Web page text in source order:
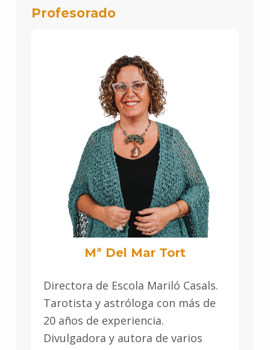
Profesorado
Mª Del Mar Tort
Directora de Escola Mariló Casals.
Tarotista y astróloga con más de
20 años de experiencia.
Divulgadora y autora de varios